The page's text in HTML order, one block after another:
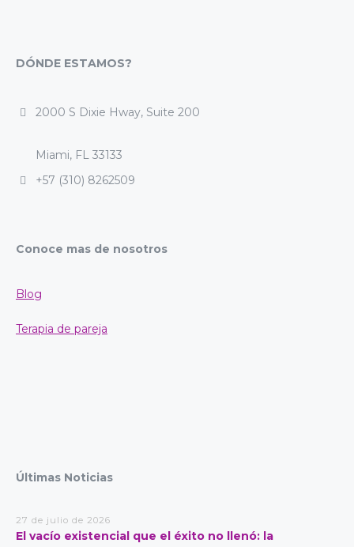
DÓNDE ESTAMOS?
2000 S Dixie Hway, Suite 200
Miami, FL 33133
+57 (310) 8262509
Conoce mas de nosotros
Blog
Terapia de pareja
Últimas Noticias
27 de julio de 2026
El vacío existencial que el éxito no llenó: la